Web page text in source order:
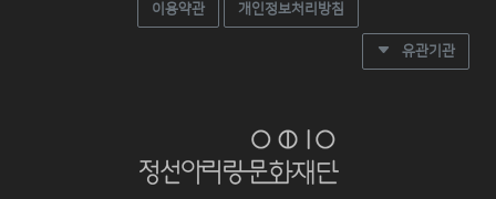
이용약관 개인정보처리방침
유관기관